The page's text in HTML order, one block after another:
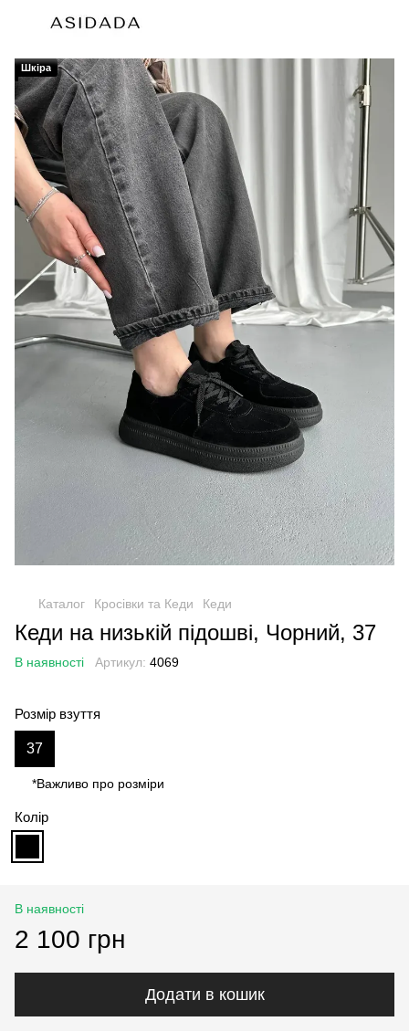
Шкіра
Каталог Кросівки та Кеди Кеди
Кеди на низькій підошві, Чорний, 37
В наявності Артикул: 4069
Розмір взуття
37
*Важливо про розміри
Колір
В наявності
2 100 грн
Додати в кошик